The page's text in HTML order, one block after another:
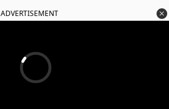
ADVERTISEMENT